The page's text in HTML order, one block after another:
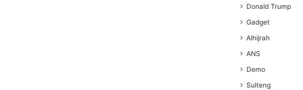
Donald Trump
Gadget
Alhijrah
ANS
Demo
Sulteng